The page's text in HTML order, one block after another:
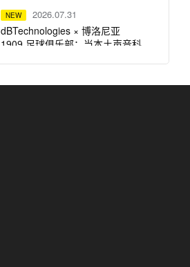
NEW 2026.07.31
dBTechnologies × 博洛尼亚
1909 足球俱乐部：当本土声音科